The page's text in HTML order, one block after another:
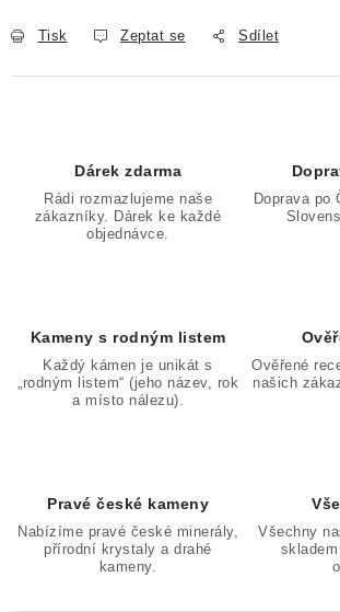
Tisk Zeptat se Sdílet
Dárek zdarma
Rádi rozmazlujeme naše
zákazníky. Dárek ke každé
objednávce.
Doprava po
Kameny s rodným listem
Každý kámen je unikát s
„rodným listem“ (jeho název, rok
a místo nálezu).
Ověřené
našich
Pravé české kameny
Nabízíme pravé české minerály,
přírodní krystaly a drahé
kameny.
Všechny